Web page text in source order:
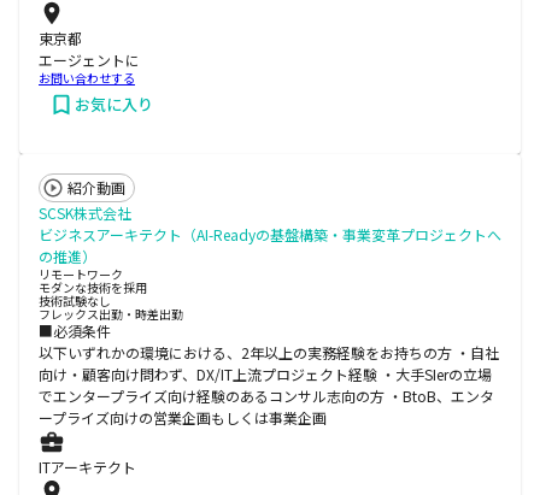
東京都
エージェントに
お問い合わせする
お気に入り
紹介動画
SCSK株式会社
ビジネスアーキテクト（AI-Readyの基盤構築・事業変革プロジェクトへ
の推進）
リモートワーク
モダンな技術を採用
技術試験なし
フレックス出勤・時差出勤
■必須条件
以下いずれかの環境における、2年以上の実務経験をお持ちの方 ・自社
向け・顧客向け問わず、DX/IT上流プロジェクト経験 ・大手SIerの立場
でエンタープライズ向け経験のあるコンサル志向の方 ・BtoB、エンタ
ープライズ向けの営業企画もしくは事業企画
ITアーキテクト